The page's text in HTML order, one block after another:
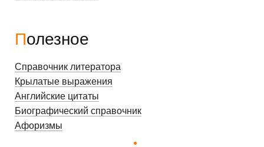
Полезное
Справочник литератора
Крылатые выражения
Английские цитаты
Биографический справочник
Афоризмы